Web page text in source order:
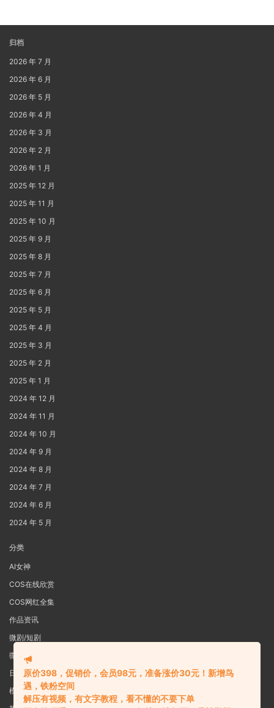
归档
2026 年 7 月
2026 年 6 月
2026 年 5 月
2026 年 4 月
2026 年 3 月
2026 年 2 月
2026 年 1 月
2025 年 12 月
2025 年 11 月
2025 年 10 月
2025 年 9 月
2025 年 8 月
2025 年 7 月
2025 年 6 月
2025 年 5 月
2025 年 4 月
2025 年 3 月
2025 年 2 月
2025 年 1 月
2024 年 12 月
2024 年 11 月
2024 年 10 月
2024 年 9 月
2024 年 8 月
2024 年 7 月
2024 年 6 月
2024 年 5 月
分类
AI女神
COS在线欣赏
COS网红全集
作品资讯
微剧/短剧
微密圈
日系写真
模特女神
原价398，促销价，会员98元，准备涨价30元！新增鸟
遇，铁粉空间
解压有视频，有文字教程，看不懂的不要下单